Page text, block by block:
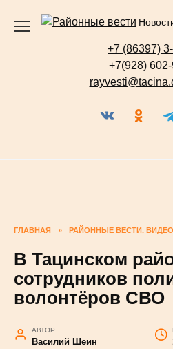
+7 (86397)
+7(928)
ГЛАВНАЯ » РАЙОННЫЕ ВЕСТИ. ВИДЕО
В Тацинском
сотрудников
волонтёров СВО
АВТОР
Василий Шеин